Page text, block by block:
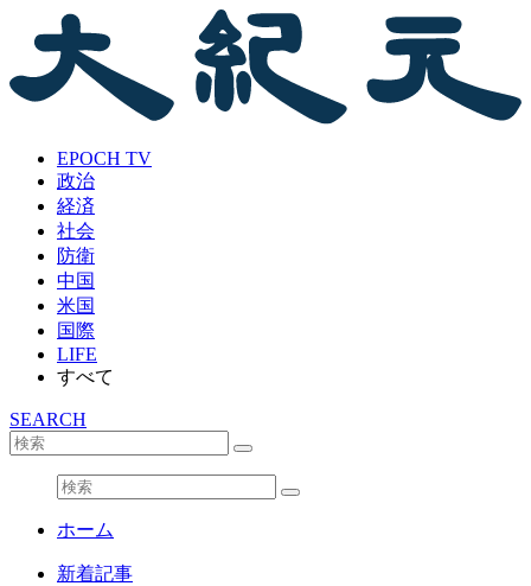
EPOCH TV
政治
経済
社会
防衛
中国
米国
国際
LIFE
すべて
SEARCH
ホーム
新着記事